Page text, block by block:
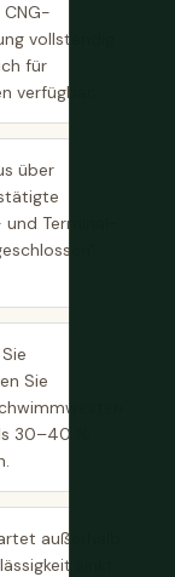
CNG-
vollständig.
für
verfügbar.
über
Terminal-
Sie
30–40 %
außerhalb
sinkt